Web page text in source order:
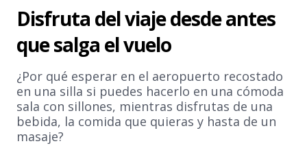
Disfruta del viaje desde antes
que salga el vuelo
¿Por qué esperar en el aeropuerto recostado
en una silla si puedes hacerlo en una cómoda
sala con sillones, mientras disfrutas de una
bebida, la comida que quieras y hasta de un
masaje?